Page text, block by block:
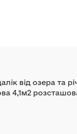
від озера та
4,1м2